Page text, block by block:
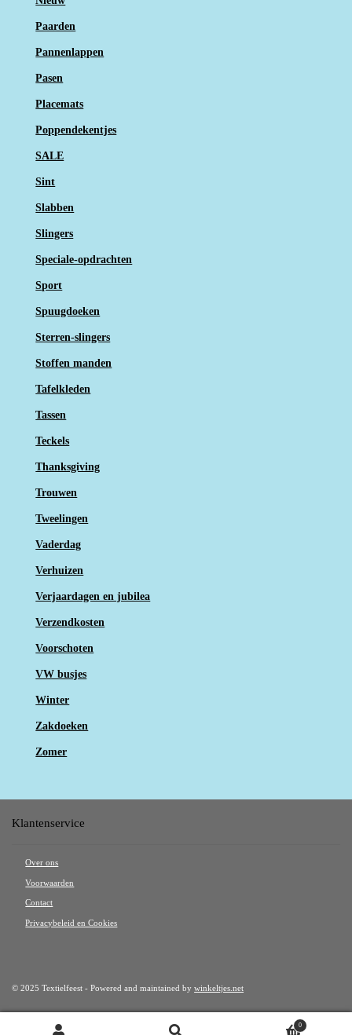
Paarden
Pannenlappen
Pasen
Placemats
Poppendekentjes
SALE
Sint
Slabben
Slingers
Speciale-opdrachten
Sport
Spuugdoeken
Sterren-slingers
Stoffen manden
Tafelkleden
Tassen
Teckels
Thanksgiving
Trouwen
Tweelingen
Vaderdag
Verhuizen
Verjaardagen en jubilea
Verzendkosten
Voorschoten
VW busjes
Winter
Zakdoeken
Zomer
Klantenservice
Over ons
Voorwaarden
Contact
Privacybeleid en Cookies
© 2025 Textielfeest - Powered and maintained bywinkeltjes.net
0